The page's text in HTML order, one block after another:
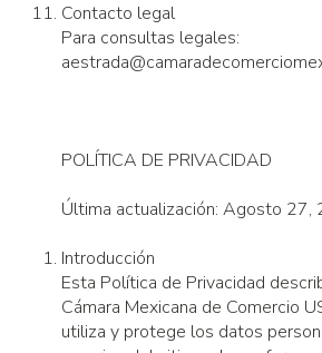
Contacto legal
Para consultas legales:
POLÍTICA DE PRIVACIDAD
Última actualización: Agosto 27,
Introducción
Esta Política de Privacidad
Cámara Mexicana de Comercio
utiliza y protege los datos